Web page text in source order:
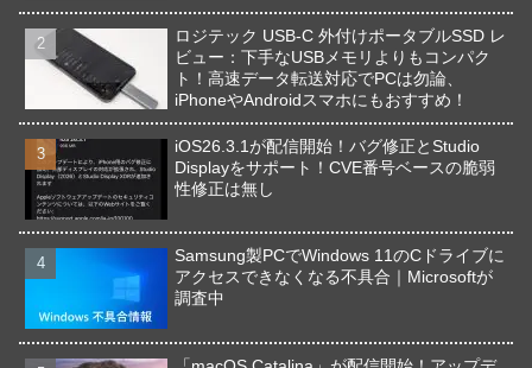
ロジテック USB-C 外付けポータブルSSD レ
ビュー：下手なUSBメモリよりもコンパク
ト！高速データ転送対応でPCは勿論、
iPhoneやAndroidスマホにもおすすめ！
iOS26.3.1が配信開始！バグ修正とStudio
Displayをサポート！CVE番号ベースの脆弱
性修正は無し
Samsung製PCでWindows 11のCドライブに
アクセスできなくなる不具合｜Microsoftが
調査中